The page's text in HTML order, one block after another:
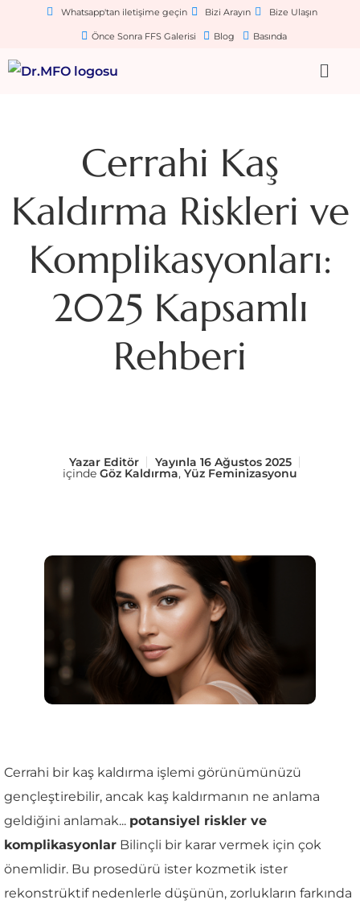
Whatsapp'tan iletişime geçin Bizi Arayın Bize Ulaşın
Önce Sonra FFS Galerisi Blog Basında
Cerrahi Kaş
Kaldırma Riskleri ve
Komplikasyonları:
2025 Kapsamlı
Rehberi
YazarEditör Yayınla 16 Ağustos 2025
içinde Göz Kaldırma, Yüz Feminizasyonu
Cerrahi bir kaş kaldırma işlemi görünümünüzü
gençleştirebilir, ancak kaş kaldırmanın ne anlama
geldiğini anlamak... potansiyel riskler ve
komplikasyonlar Bilinçli bir karar vermek için çok
önemlidir. Bu prosedürü ister kozmetik ister
rekonstrüktif nedenlerle düşünün, zorlukların farkında